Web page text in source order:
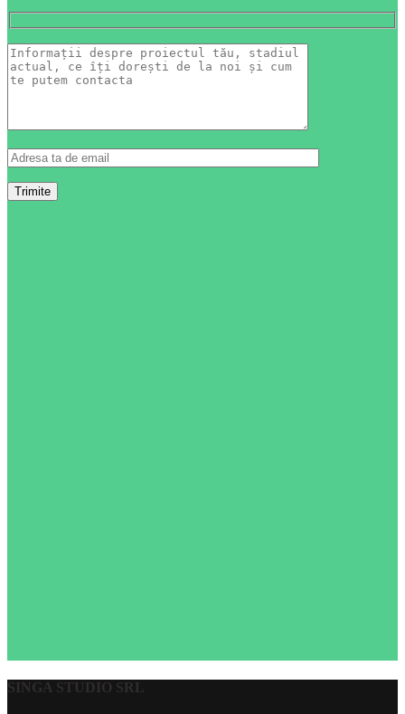
SINGA STUDIO SRL